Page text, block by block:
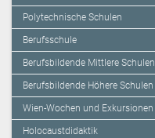
Polytechnische Schulen
Berufsschule
Berufsbildende Mittlere Schulen
Berufsbildende Höhere Schulen
Wien-Wochen und Exkursionen
Holocaustdidaktik